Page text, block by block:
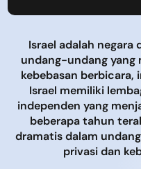
Israel adalah negara
undang-undang yang
kebebasan berbicara,
Israel memiliki
independen yang
beberapa tahun
dramatis dalam
privasi dan